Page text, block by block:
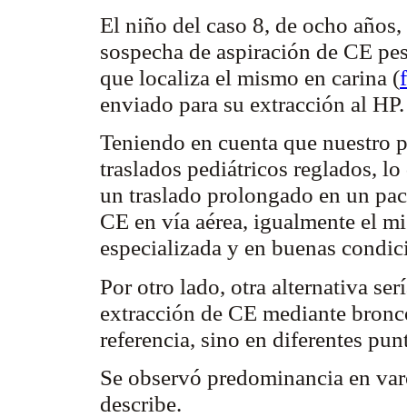
El niño del caso 8, de ocho
sospecha de aspiración de CE
que localiza el mismo en carina (
enviado para su extracción al
Teniendo en cuenta que nuestro
traslados pediátricos reglados,
un traslado prolongado en un
CE en vía aérea, igualmente el
especializada y en buenas
Por otro lado, otra alternativa
extracción de CE mediante
referencia, sino en diferentes
Se observó predominancia en
describe.